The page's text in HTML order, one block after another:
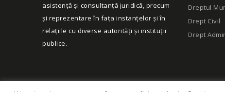
asistență și consultanță juridică, precum
și reprezentare în fața instanțelor și în
relațiile cu diverse autorități și instituții
publice.
Dreptul
Drept Civil
Drept